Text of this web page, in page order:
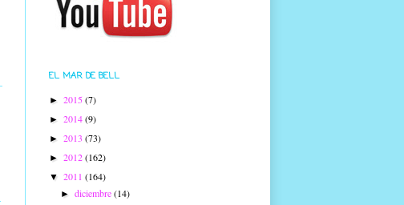
EL MAR DE BELL
► 2015(7)
► 2014(9)
► 2013 (73)
► 2012(162)
▼ 2011 (164)
►diciembre(14)